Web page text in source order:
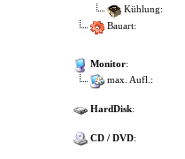
Kühlung:
Bauart:
Monitor:
max. Aufl.:
HardDisk:
CD / DVD: